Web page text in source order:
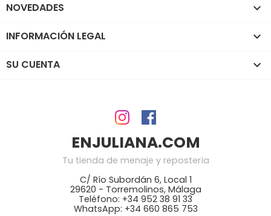
NOVEDADES 
INFORMACIÓN LEGAL 
SU CUENTA 
ENJULIANA.COM
Tu tienda de menaje y repostería
C/ Río Subordán 6, Local 1
29620 - Torremolinos, Málaga
Teléfono: +34 952 38 91 33
WhatsApp: +34 660 865 753